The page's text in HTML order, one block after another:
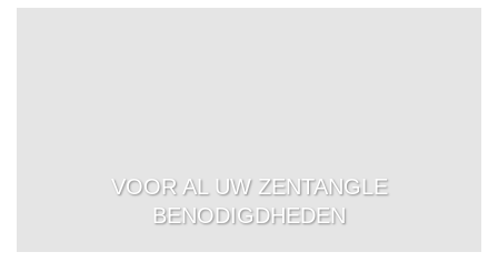
VOOR AL UW ZENTANGLE
BENODIGDHEDEN